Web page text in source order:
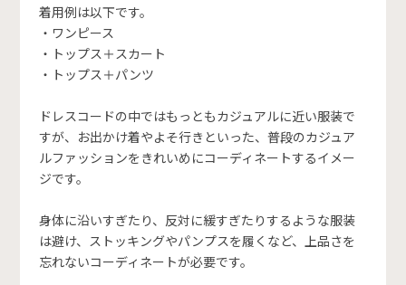
着用例は以下です。
・ワンピース
・トップス＋スカート
・トップス＋パンツ
ドレスコードの中ではもっともカジュアルに近い服装で
すが、お出かけ着やよそ行きといった、普段のカジュア
ルファッションをきれいめにコーディネートするイメー
ジです。
身体に沿いすぎたり、反対に緩すぎたりするような服装
は避け、ストッキングやパンプスを履くなど、上品さを
忘れないコーディネートが必要です。